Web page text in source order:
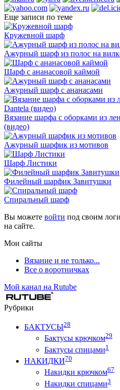
Еще записи по теме
Кружевной шарф
Ажурный шарф из полос на
Шарф с ананасовой каймой
Ажурный шарф с ананасами
Вязание шарфа с оборками из
(видео)
Ажурный шарфик из мотивов
Шарф Листики
Филейный шарфик Завитушки
Спиральный шарф
Вы можете войти под своим
на сайте.
Мои сайты
Вязание и не только...
Все о воротничках
Мой канал на Rutube
Рубрики
БАКТУСЫ28
Бактусы крючком29
Бактусы спицами1
НАКИДКИ70
Накидки крючком67
Накидки спицами3